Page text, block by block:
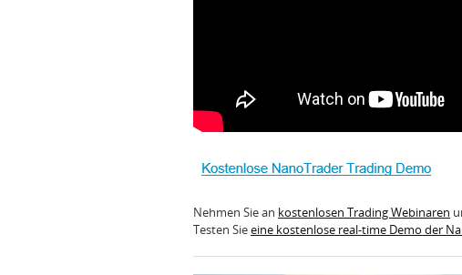
Nehmen Sie an kostenlosen Trading Webinaren
Testen Sieeine kostenlose real-time Demo der